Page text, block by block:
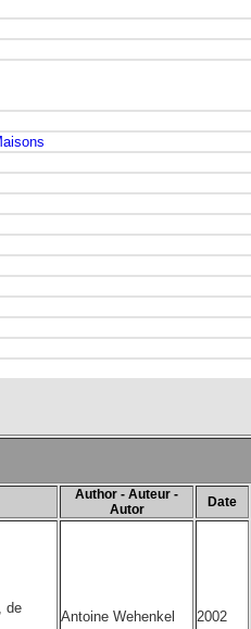
Author - Auteur -
Autor
Date
de
Antoine Wehenkel 2002